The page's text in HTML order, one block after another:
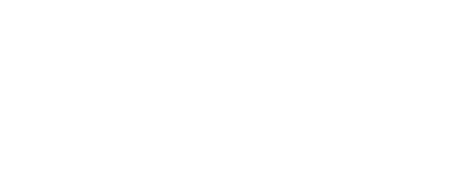
vos Options